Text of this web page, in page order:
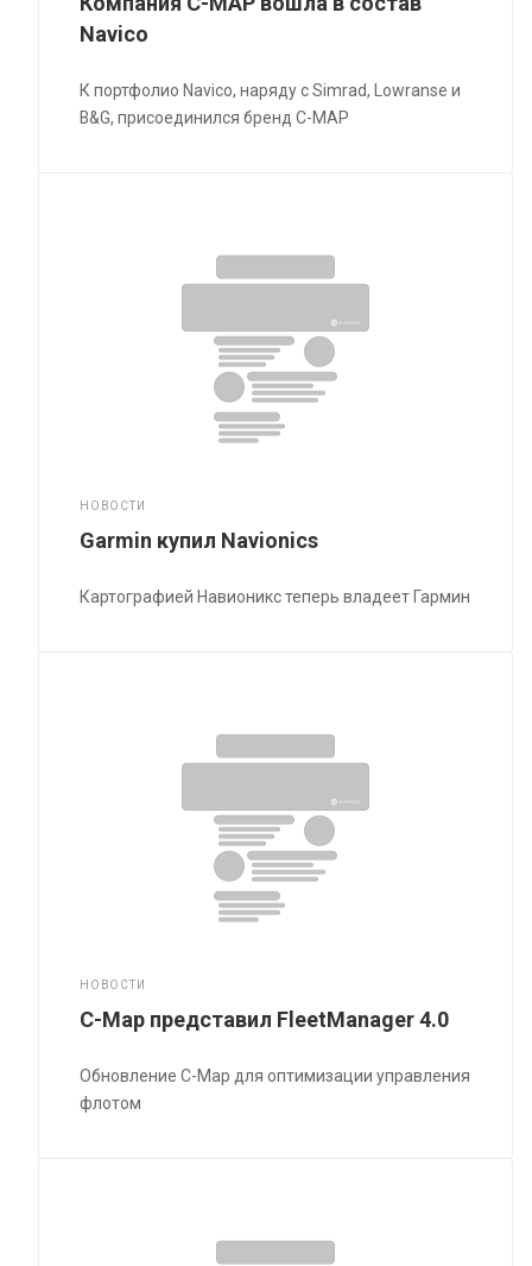
Navico
К портфолио Navico, наряду с Simrad, Lowranse и
B&G, присоединился бренд C-MAP
НОВОСТИ
Garmin купил Navionics
Картографией Навионикс теперь владеет Гармин
НОВОСТИ
C-Map представил FleetManager 4.0
Обновление C-Map для оптимизации управления
флотом